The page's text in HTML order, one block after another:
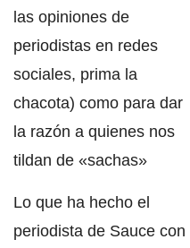
las opiniones de
periodistas en redes
sociales, prima la
chacota) como para dar
la razón a quienes nos
tildan de «sachas»
Lo que ha hecho el
periodista de Sauce con